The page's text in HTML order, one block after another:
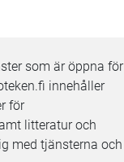
som är öppna för
innehåller
för
litteratur och
med tjänsterna och